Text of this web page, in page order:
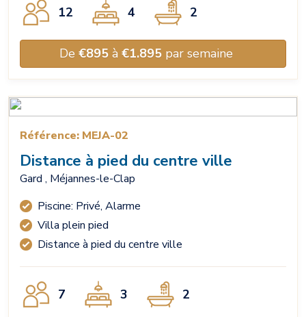
12 4 2
De €895à €1.895par semaine
Référence: MEJA-02
Distance à pied du centre ville
Gard , Méjannes-le-Clap
Piscine: Privé, Alarme
Villa plein pied
Distance à pied du centre ville
7 3 2